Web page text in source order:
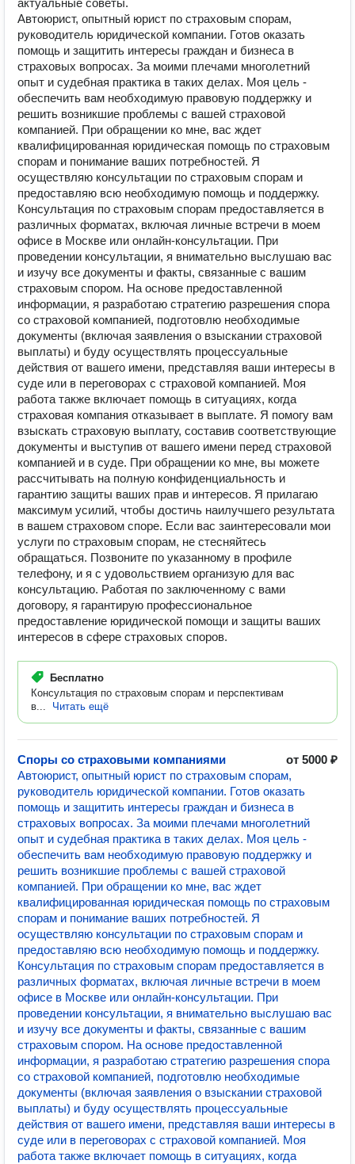
актуальные советы.
Автоюрист, опытный юрист по страховым спорам,
руководитель юридической компании. Готов оказать
помощь и защитить интересы граждан и бизнеса в
страховых вопросах. За моими плечами многолетний
опыт и судебная практика в таких делах. Моя цель -
обеспечить вам необходимую правовую поддержку и
решить возникшие проблемы с вашей страховой
компанией. При обращении ко мне, вас ждет
квалифицированная юридическая помощь по страховым
спорам и понимание ваших потребностей. Я
осуществляю консультации по страховым спорам и
предоставляю всю необходимую помощь и поддержку.
Консультация по страховым спорам предоставляется в
различных форматах, включая личные встречи в моем
офисе в Москве или онлайн-консультации. При
проведении консультации, я внимательно выслушаю вас
и изучу все документы и факты, связанные с вашим
страховым спором. На основе предоставленной
информации, я разработаю стратегию разрешения спора
со страховой компанией, подготовлю необходимые
документы (включая заявления о взыскании страховой
выплаты) и буду осуществлять процессуальные
действия от вашего имени, представляя ваши интересы в
суде или в переговорах с страховой компанией. Моя
работа также включает помощь в ситуациях, когда
страховая компания отказывает в выплате. Я помогу вам
взыскать страховую выплату, составив соответствующие
документы и выступив от вашего имени перед страховой
компанией и в суде. При обращении ко мне, вы можете
рассчитывать на полную конфиденциальность и
гарантию защиты ваших прав и интересов. Я прилагаю
максимум усилий, чтобы достичь наилучшего результата
в вашем страховом споре. Если вас заинтересовали мои
услуги по страховым спорам, не стесняйтесь
обращаться. Позвоните по указанному в профиле
телефону, и я с удовольствием организую для вас
консультацию. Работая по заключенному с вами
договору, я гарантирую профессиональное
предоставление юридической помощи и защиты ваших
интересов в сфере страховых споров.
Бесплатно
Консультация по страховым спорам и перспективам
в...
Читать ещё
Споры со страховыми компаниями
от 5000 ₽
Автоюрист, опытный юрист по страховым спорам,
руководитель юридической компании. Готов оказать
помощь и защитить интересы граждан и бизнеса в
страховых вопросах. За моими плечами многолетний
опыт и судебная практика в таких делах. Моя цель -
обеспечить вам необходимую правовую поддержку и
решить возникшие проблемы с вашей страховой
компанией. При обращении ко мне, вас ждет
квалифицированная юридическая помощь по страховым
спорам и понимание ваших потребностей. Я
осуществляю консультации по страховым спорам и
предоставляю всю необходимую помощь и поддержку.
Консультация по страховым спорам предоставляется в
различных форматах, включая личные встречи в моем
офисе в Москве или онлайн-консультации. При
проведении консультации, я внимательно выслушаю вас
и изучу все документы и факты, связанные с вашим
страховым спором. На основе предоставленной
информации, я разработаю стратегию разрешения спора
со страховой компанией, подготовлю необходимые
документы (включая заявления о взыскании страховой
выплаты) и буду осуществлять процессуальные
действия от вашего имени, представляя ваши интересы в
суде или в переговорах с страховой компанией. Моя
работа также включает помощь в ситуациях, когда